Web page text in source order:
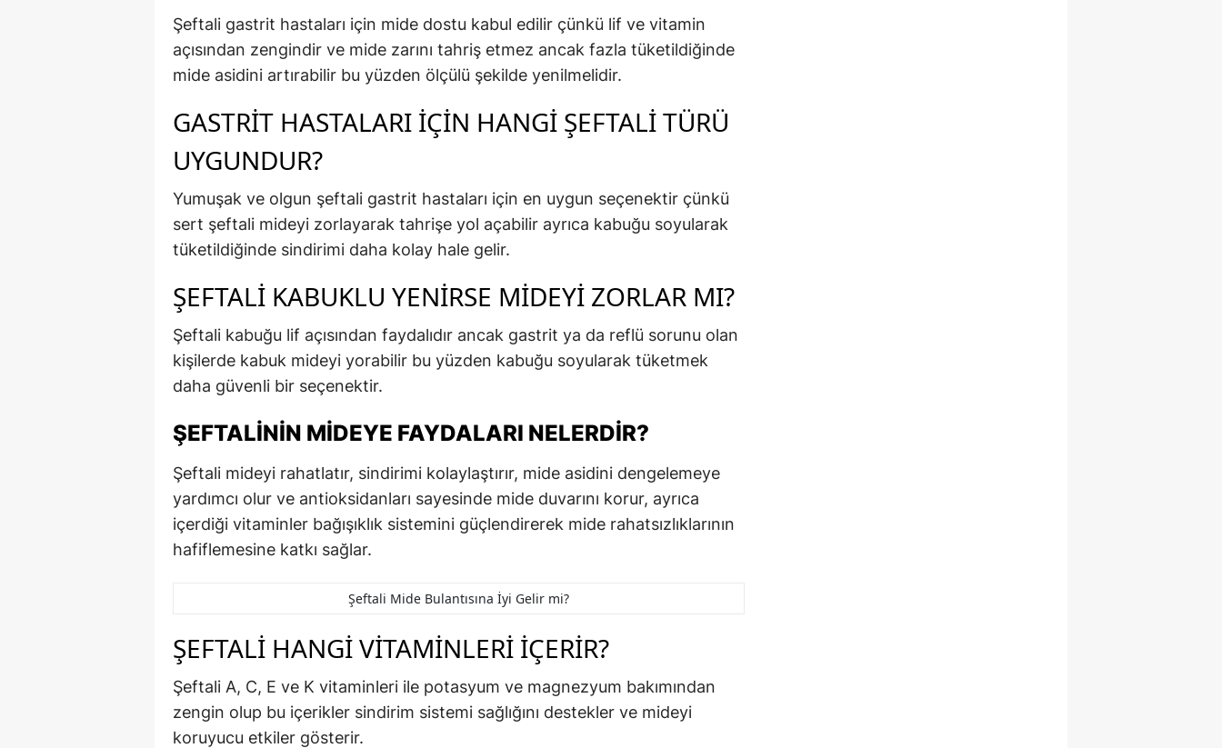
Şeftali gastrit hastaları için mide dostu kabul edilir çünkü lif ve vitamin
açısından zengindir ve mide zarını tahriş etmez ancak fazla tüketildiğinde
mide asidini artırabilir bu yüzden ölçülü şekilde yenilmelidir.
GASTRIT HASTALARI İÇIN HANGI ŞEFTALI TÜRÜ
UYGUNDUR?
Yumuşak ve olgun şeftali gastrit hastaları için en uygun seçenektir çünkü
sert şeftali mideyi zorlayarak tahrişe yol açabilir ayrıca kabuğu soyularak
tüketildiğinde sindirimi daha kolay hale gelir.
ŞEFTALI KABUKLU YENIRSE MIDEYI ZORLAR MI?
Şeftali kabuğu lif açısından faydalıdır ancak gastrit ya da reflü sorunu olan
kişilerde kabuk mideyi yorabilir bu yüzden kabuğu soyularak tüketmek
daha güvenli bir seçenektir.
ŞEFTALININ MIDEYE FAYDALARI NELERDIR?
Şeftali mideyi rahatlatır, sindirimi kolaylaştırır, mide asidini dengelemeye
yardımcı olur ve antioksidanları sayesinde mide duvarını korur, ayrıca
içerdiği vitaminler bağışıklık sistemini güçlendirerek mide rahatsızlıklarının
hafiflemesine katkı sağlar.
Şeftali Mide Bulantısına İyi Gelir mi?
ŞEFTALI HANGI VITAMINLERI İÇERIR?
Şeftali A, C, E ve K vitaminleri ile potasyum ve magnezyum bakımından
zengin olup bu içerikler sindirim sistemi sağlığını destekler ve mideyi
koruyucu etkiler gösterir.